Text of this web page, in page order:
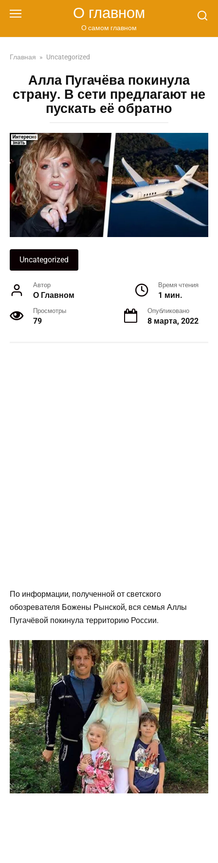
О главном
О самом главном
Главная » Uncategorized
Алла Пугачёва покинула
страну. В сети предлагают не
пускать её обратно
Uncategorized
Автор
О Главном
Время чтения
1 мин.
Просмотры
79
Опубликовано
8 марта, 2022
По информации, полученной от светского
обозревателя Божены Рынской, вся семья Аллы
Пугачёвой покинула территорию России.